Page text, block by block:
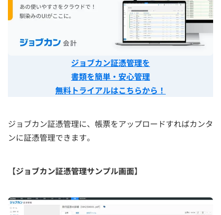
ジョブカン証憑管理を
書類を簡単・安心管理
無料トライアルはこちらから！
ジョブカン証憑管理に、帳票をアップロードすればカンタ
ンに証憑管理できます。
【ジョブカン証憑管理サンプル画面】